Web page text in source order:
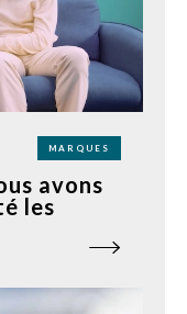
MARQUES
avons
les